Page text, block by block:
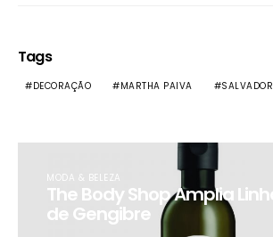
Tags
DECORAÇÃO MARTHA PAIVA SALVADOR
MODA & BELEZA
The Body Shop Amplia
de Gengibre